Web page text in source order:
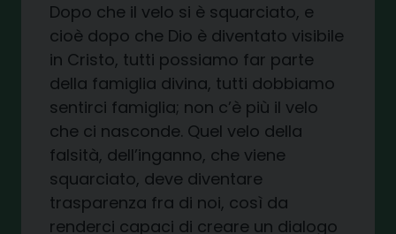
Dopo che il velo si è squarciato, e
cioè dopo che Dio è diventato visibile
in Cristo, tutti possiamo far parte
della famiglia divina, tutti dobbiamo
sentirci famiglia; non c’è più il velo
che ci nasconde. Quel velo della
falsità, dell’inganno, che viene
squarciato, deve diventare
trasparenza fra di noi, così da
renderci capaci di creare un dialogo